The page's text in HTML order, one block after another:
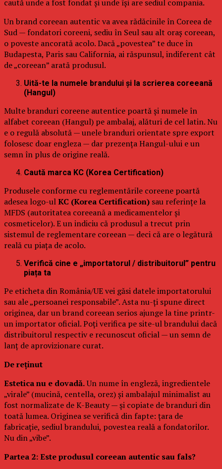
caută unde a fost fondat și unde își are sediul compania.
Un brand coreean autentic va avea rădăcinile în Coreea de
Sud — fondatori coreeni, sediu în Seul sau alt oraș coreean,
o poveste ancorată acolo. Dacă „povestea” te duce în
Budapesta, Paris sau California, ai răspunsul, indiferent cât
de „coreean” arată produsul.
Uită-te la numele brandului și la scrierea coreeană
(Hangul)
Multe branduri coreene autentice poartă și numele în
alfabet coreean (Hangul) pe ambalaj, alături de cel latin. Nu
e o regulă absolută — unele branduri orientate spre export
folosesc doar engleza — dar prezența Hangul-ului e un
semn în plus de origine reală.
Caută marca KC (Korea Certification)
Produsele conforme cu reglementările coreene poartă
adesea logo-ulKC (Korea Certification) sau referințe la
MFDS (autoritatea coreeană a medicamentelor și
cosmeticelor). E un indiciu că produsul a trecut prin
sistemul de reglementare coreean — deci că are o legătură
reală cu piața de acolo.
Verifică cine e „importatorul / distribuitorul” pentru
piața ta
Pe eticheta din România/UE vei găsi datele importatorului
sau ale „persoanei responsabile”. Asta nu-ți spune direct
originea, dar un brand coreean serios ajunge la tine printr-
un importator oficial. Poți verifica pe site-ul brandului dacă
distribuitorul respectiv e recunoscut oficial — un semn de
lanț de aprovizionare curat.
De reținut
Estetica nu e dovadă.Un nume în engleză, ingredientele
„virale” (mucină, centella, orez) și ambalajul minimalist au
fost normalizate de K-Beauty — și copiate de branduri din
toată lumea. Originea se verifică din fapte: țara de
fabricație, sediul brandului, povestea reală a fondatorilor.
Nu din „vibe”.
Partea 2: Este produsul coreean autentic sau fals?